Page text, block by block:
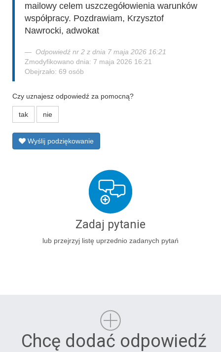
mailowy celem uszczegółowienia warunków
współpracy. Pozdrawiam, Krzysztof
Nawrocki, adwokat
Odpowiedź nr 2 z dnia 7 maja 2026 16:21
Zmodyfikowano dnia: 7 maja 2026 16:21
Obejrzało: 69 osób
Czy uznajesz odpowiedź za pomocną?
tak nie
Wyślij podziękowanie
Zadaj pytanie
lub przejrzyj listę uprzednio zadanych pytań
Chcę dodać odpowiedź